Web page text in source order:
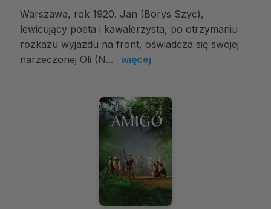
Warszawa, rok 1920. Jan (Borys Szyc),
lewicujący poeta i kawalerzysta, po otrzymaniu
rozkazu wyjazdu na front, oświadcza się swojej
narzeczonej Oli (N...
więcej